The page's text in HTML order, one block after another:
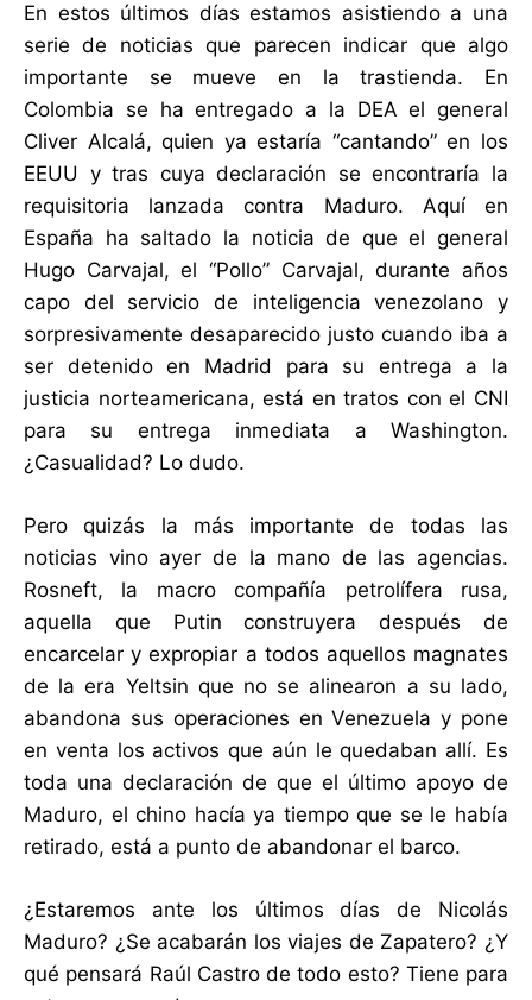
En estos últimos días estamos asistiendo a una
serie de noticias que parecen indicar que algo
importante se mueve en la trastienda. En
Colombia se ha entregado a la DEA el general
Cliver Alcalá, quien ya estaría “cantando” en los
EEUU y tras cuya declaración se encontraría la
requisitoria lanzada contra Maduro. Aquí en
España ha saltado la noticia de que el general
Hugo Carvajal, el “Pollo” Carvajal, durante años
capo del servicio de inteligencia venezolano y
sorpresivamente desaparecido justo cuando iba a
ser detenido en Madrid para su entrega a la
justicia norteamericana, está en tratos con el CNI
para su entrega inmediata a Washington.
¿Casualidad? Lo dudo.
Pero quizás la más importante de todas las
noticias vino ayer de la mano de las agencias.
Rosneft, la macro compañía petrolífera rusa,
aquella que Putin construyera después de
encarcelar y expropiar a todos aquellos magnates
de la era Yeltsin que no se alinearon a su lado,
abandona sus operaciones en Venezuela y pone
en venta los activos que aún le quedaban allí. Es
toda una declaración de que el último apoyo de
Maduro, el chino hacía ya tiempo que se le había
retirado, está a punto de abandonar el barco.
¿Estaremos ante los últimos días de Nicolás
Maduro? ¿Se acabarán los viajes de Zapatero? ¿Y
qué pensará Raúl Castro de todo esto? Tiene para